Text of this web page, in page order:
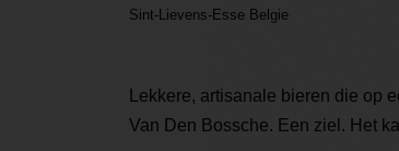
Sint-Lievens-Esse Belgie
Lekkere, artisanale bieren die op
Van Den Bossche. Een ziel. Het